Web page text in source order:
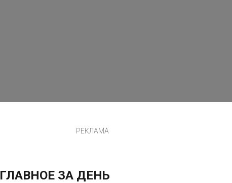
РЕКЛАМА
ГЛАВНОЕ ЗА ДЕНЬ